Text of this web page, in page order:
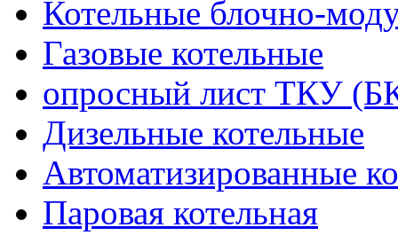
Котельные блочно-
Газовые котельные
опросный лист ТКУ
Дизельные котельные
Автоматизированные
Паровая котельная